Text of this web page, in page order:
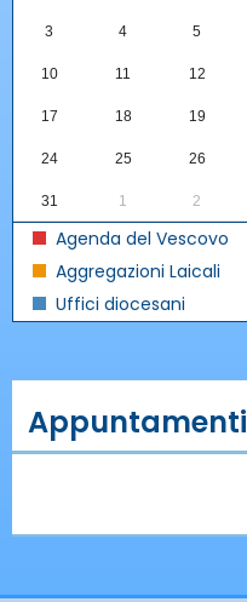
3 4 5
10 11 12
17 18 19
24 25 26
31 1 2
Agenda del Vescovo
Aggregazioni Laicali
Uffici diocesani
Appuntamenti